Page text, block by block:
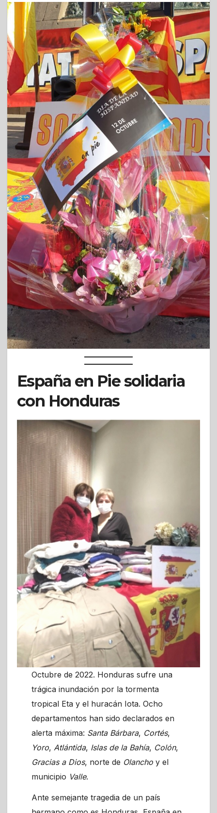
España en Pie solidaria
con Honduras
Octubre de 2022. Honduras sufre una
trágica inundación por la tormenta
tropical Eta y el huracán Iota. Ocho
departamentos han sido declarados en
alerta máxima: Santa Bárbara, Cortés,
Yoro,Atlántida, Islas de la Bahía, Colón,
Gracias a Dios, norte de Olancho y el
municipio Valle.
Ante semejante tragedia de un país